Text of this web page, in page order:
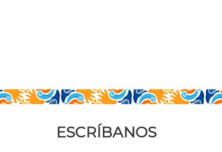
ESCRÍBANOS